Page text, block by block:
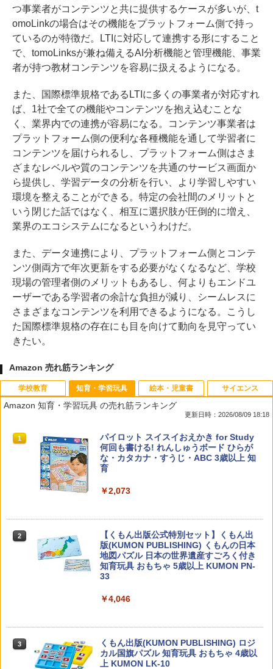
つ事業者がコンテンツと共に提供するケースが多いが、t
omoLinkの場合はその機能をプラットフォーム側で持っ
ているのが特徴だ。LTIに対応して連携する形にすること
で、tomoLinksが兼ね備えるAI分析機能と管理機能、事業
者が持つ教材コンテンツを容易に扱えるようになる。
また、国際標準規格であるLTIに多くの事業者が対応すれ
ば、1社で全ての機能やコンテンツを抱え込むことな
く、業界内での連携が容易になる。コンテンツ事業者は
プラットフォーム側の便利な各種機能を通して学習者に
コンテンツを届けられるし、プラットフォーム側はさま
ざまなレベルや質のコンテンツを共通のサービス画面か
ら提供し、学習データの分析を行い、より学習しやすい
環境を整えることができる。特定の会社間のメリットと
いう閉じた話ではなく、相互に選択肢が圧倒的に増え、
業界のエコシステムになるというわけだ。
また、データ連携により、プラットフォーム側とコンテ
ンツ側両方で年次更新をする必要がなくなるなど、学校
現場の管理者側のメリットもあるし、何よりもエンドユ
ーザーである学習者の余計な負担が減り、シームレスに
さまざまなコンテンツを利用できるようになる。こうし
た国際標準規格の存在にも目を向けて動向を見守ってい
きたい。
Amazon 売れ筋ランキング
学校教育
1 教育者のためのコーチング入門
￥2,530
こと (講談社現代新書 2787)
￥1,540
知育・学習玩具
Amazon 知育・学習玩具 の売れ筋ランキング
更新日時：2026/08/09 18:18
1
パイロット スイスイおえかき for Study
何回も書ける! れんしゅうボード ひらが
な・カタカナ・すうじ・ABC 3歳以上 知
育
￥2,073
2
【くもん出版公式特別セット】くもん出
版(KUMON PUBLISHING) くもんの日本
地図パズル 日本の世界遺産すごろく付き
知育玩具 おもちゃ 5歳以上 KUMON PN-
33
￥4,046
3
くもん出版(KUMON PUBLISHING) ロジ
カル国旗パズル 知育玩具 おもちゃ 4歳以
上 KUMON LK-10
絵本・児童書 サイエンス